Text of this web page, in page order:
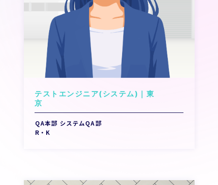
テストエンジニア(システム)｜東
QA本部 システムQA部
R・K